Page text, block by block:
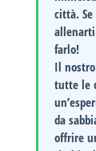
città.
allenarti
farlo!
Il
tutte le
da
offrire